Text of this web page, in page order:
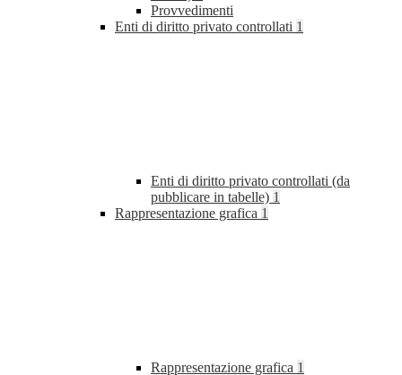
Provvedimenti
Enti di diritto privato controllati 1
Enti di diritto privato controllati (da
pubblicare in tabelle) 1
Rappresentazione grafica 1
Rappresentazione grafica 1